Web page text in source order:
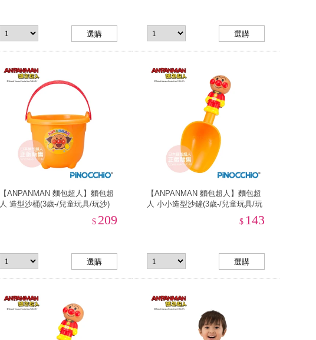
【ANPANMAN 麵包超人】麵包超
人 造型沙桶(3歲-/兒童玩具/玩沙)
$ 209
【ANPANMAN 麵包超人】麵包超
人 小小造型沙鏟(3歲-/兒童玩具/玩
$ 143